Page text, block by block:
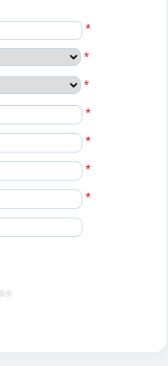
*
*
*
*
*
*
*
条例